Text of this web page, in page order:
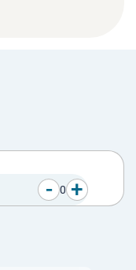
- 0 +